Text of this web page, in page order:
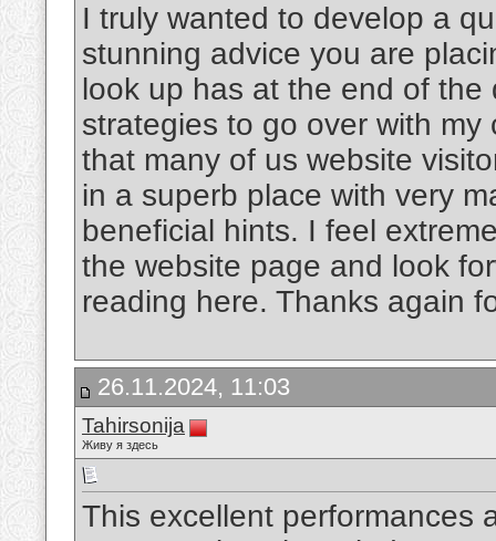
I truly wanted to develop a
stunning advice you are
look up has at the end of
strategies to go over with my
that many of us website
in a superb place with very
beneficial hints. I feel
the website page and look
reading here. Thanks again
26.11.2024, 11:03
Tahirsonija
Живу я здесь
This excellent performances